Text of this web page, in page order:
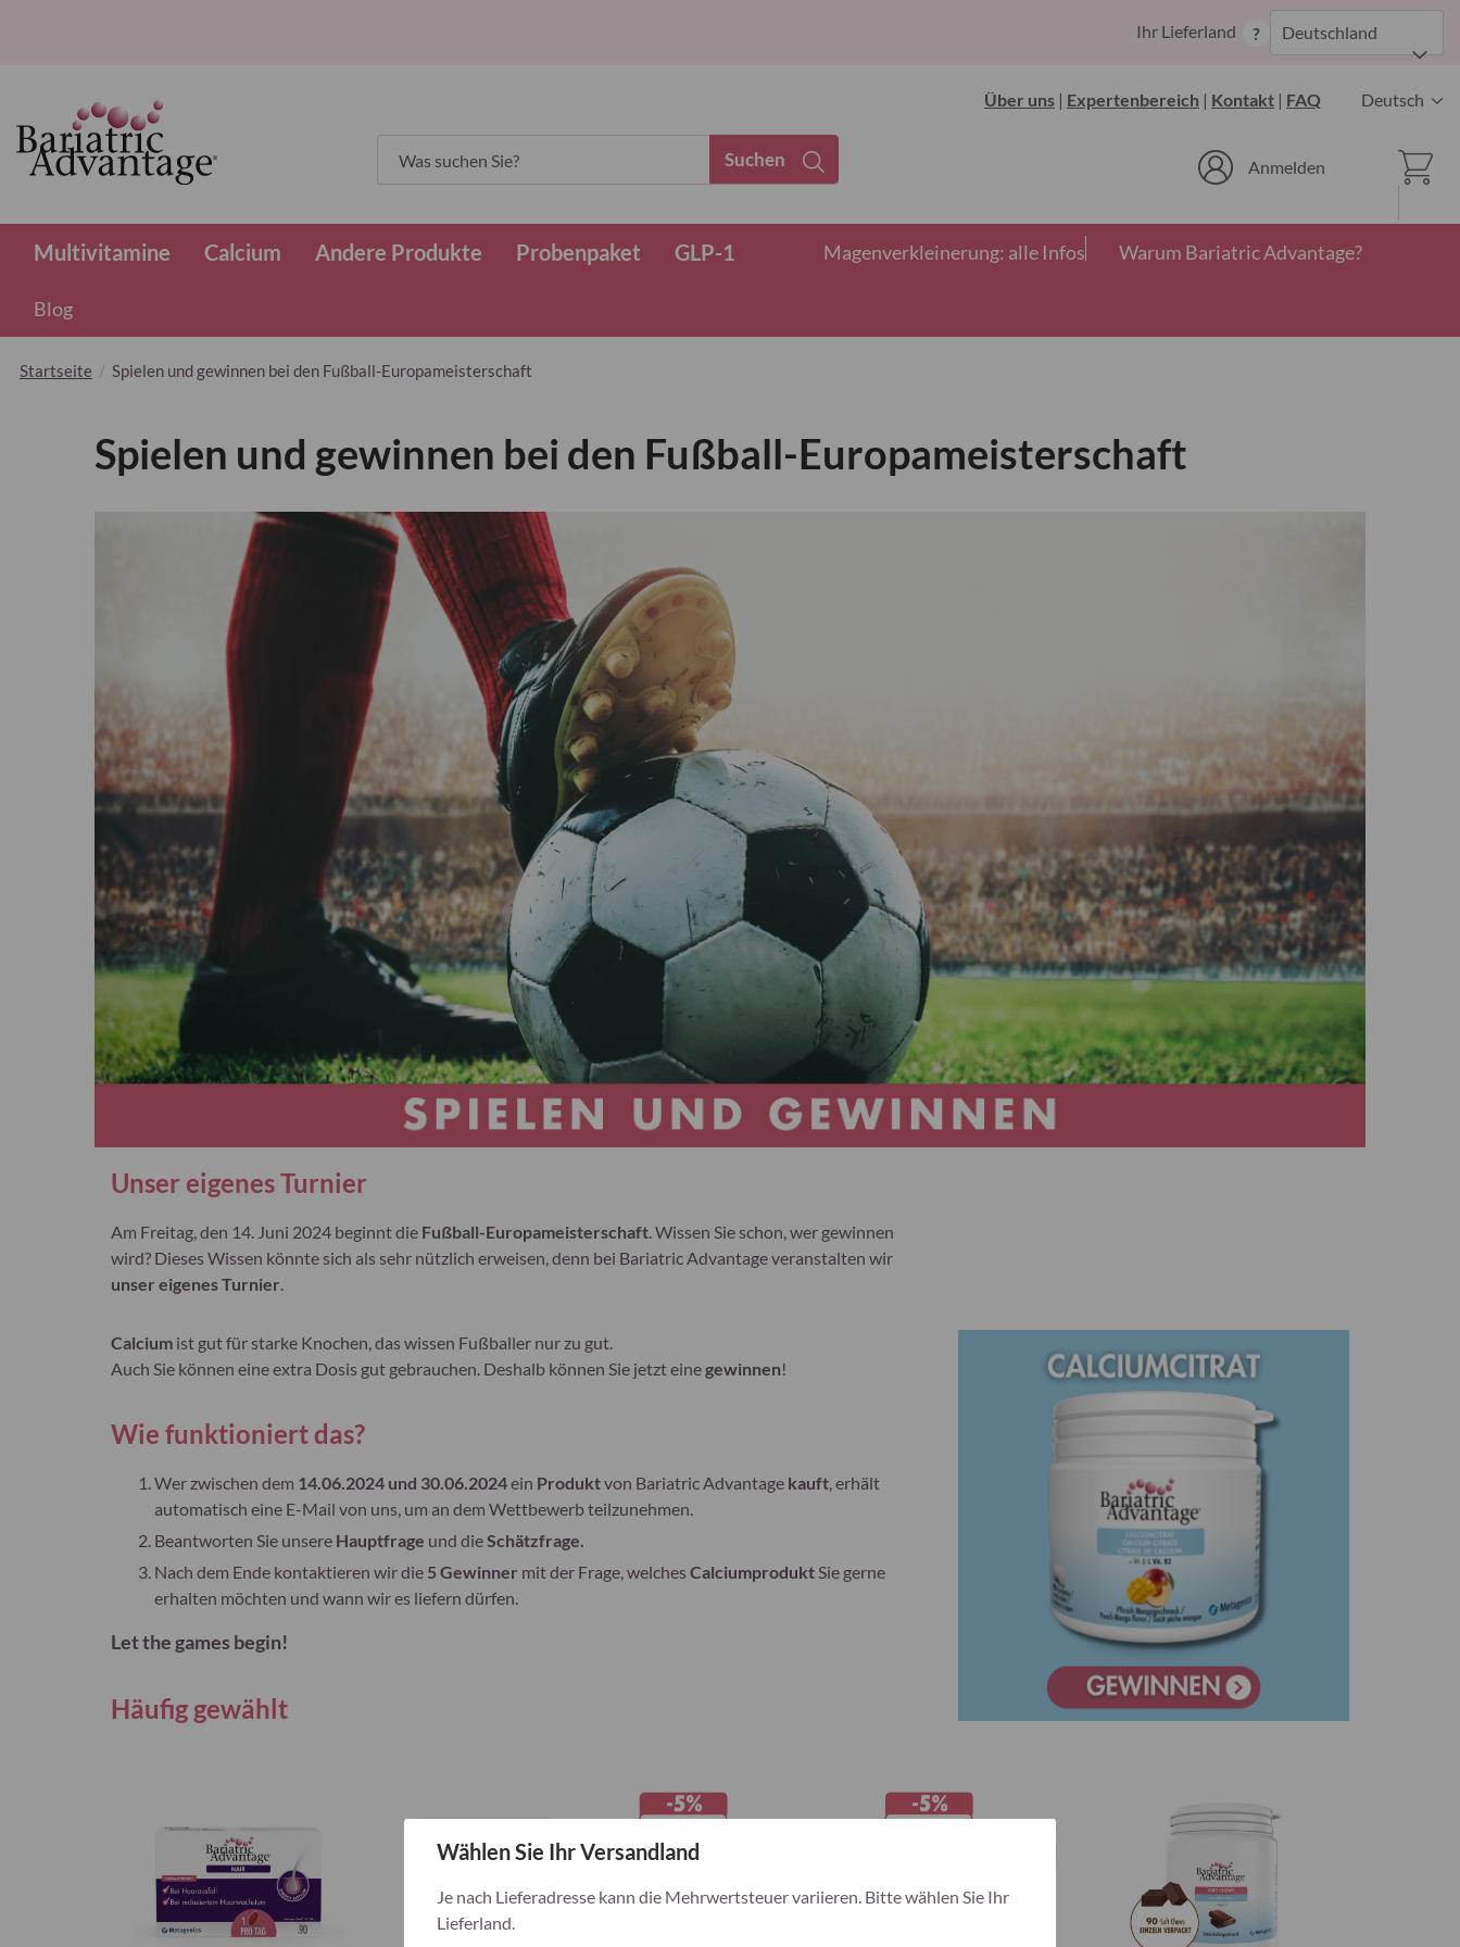
Zum
Ihr Lieferland ? Deutschland
Suchen
Suchen
Über uns | Expertenbereich | Kontakt | FAQ Sprache
Deutsch
Anmelden
Multivitamine Calcium Andere Produkte Probenpaket GLP-1 Magenverkleinerung: alle Infos Warum Bariatric Advantage?
Blog
Startseite Spielen und gewinnen bei den Fußball-Europameisterschaft
Spielen und gewinnen bei den Fußball-Europameisterschaft
Unser eigenes Turnier
Am Freitag, den 14. Juni 2024 beginnt die Fußball-Europameisterschaft. Wissen Sie schon, wer gewinnen
wird? Dieses Wissen könnte sich als sehr nützlich erweisen, denn bei Bariatric Advantage veranstalten wir
unser eigenes Turnier.
Calcium ist gut für starke Knochen, das wissen Fußballer nur zu gut.
Auch Sie können eine extra Dosis gut gebrauchen. Deshalb können Sie jetzt einegewinnen!
Wie funktioniert das?
Wer zwischen dem 14.06.2024 und 30.06.2024ein Produktvon Bariatric Advantage kauft, erhält
automatisch eine E-Mail von uns, um an dem Wettbewerb teilzunehmen.
Beantworten Sie unsere Hauptfrage und dieSchätzfrage.
Nach dem Ende kontaktieren wir die 5 Gewinner mit der Frage, welches CalciumproduktSie gerne
erhalten möchten und wann wir es liefern dürfen.
Let the games begin!
Häufig gewählt
Wählen Sie Ihr Versandland
Je nach Lieferadresse kann die Mehrwertsteuer variieren. Bitte wählen Sie Ihr
Lieferland.